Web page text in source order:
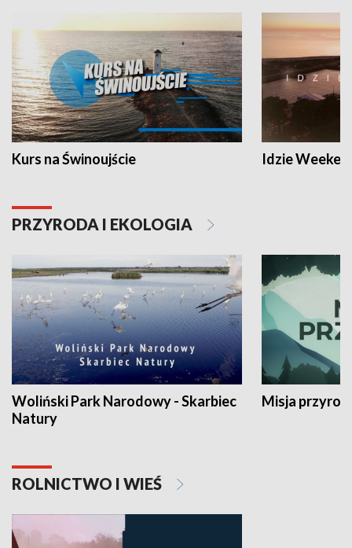
Kurs na Świnoujście Idzie
PRZYRODA I EKOLOGIA
Woliński Park Narodowy - Skarbiec
Natury
Misja
ROLNICTWO I WIEŚ